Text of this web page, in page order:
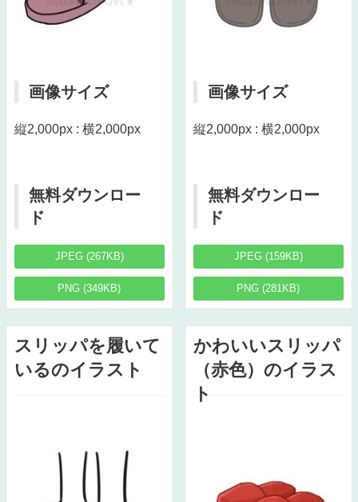
画像サイズ
縦2,000px : 横2,000px
無料ダウンロー
ド
JPEG (267KB)
PNG (349KB)
画像サイズ
縦2,000px : 横2,000px
無料ダウンロー
ド
JPEG (159KB)
PNG (281KB)
スリッパを履いて
いるのイラスト
かわいいスリッパ
（赤色）のイラス
ト